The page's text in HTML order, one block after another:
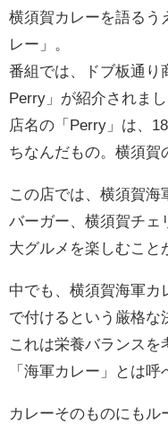
横須賀カレーを語るう
レー」。
番組では、ドブ板通り
Perry」が紹介されまし
店名の「Perry」は、
ちなんだもの。横須賀
この店では、横須賀海
バーガー、横須賀チェ
大グルメを楽しむこと
中でも、横須賀海軍カ
で付けるという厳格な
これは栄養バランスを
「海軍カレー」とは呼
カレーそのものにもル